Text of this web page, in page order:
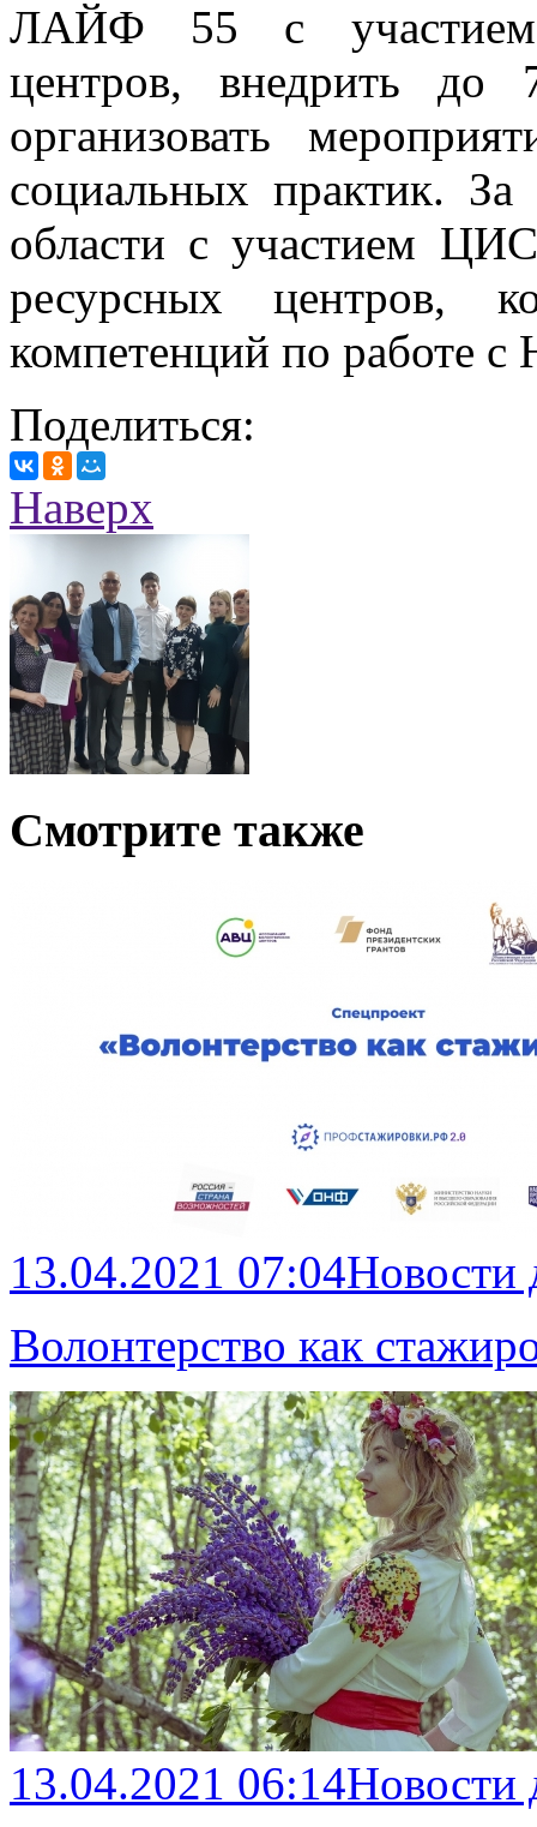
ЛАЙФ 55 с участием
центров, внедрить до
организовать
социальных практик.
области с участием
ресурсных центров,
компетенций по работе
Поделиться:
Наверх
Смотрите также
13.04.2021 07:04
Волонтерство как
13.04.2021 06:14